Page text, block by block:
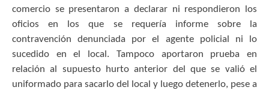
comercio se presentaron a declarar ni respondieron los
oficios en los que se requería informe sobre la
contravención denunciada por el agente policial ni lo
sucedido en el local. Tampoco aportaron prueba en
relación al supuesto hurto anterior del que se valió el
uniformado para sacarlo del local y luego detenerlo, pese a